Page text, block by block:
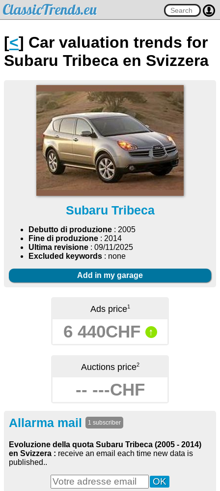
ClassicTrends.eu
[<] Car valuation trends for
Subaru Tribeca en Svizzera
Subaru Tribeca
Debutto di produzione : 2005
Fine di produzione : 2014
Ultima revisione : 09/11/2025
Excluded keywords : none
Add in my garage
Ads price1
6 440CHF ↑
Auctions price2
-- ---CHF
Allarma mail 1 subscriber
Evoluzione della quota Subaru Tribeca (2005 - 2014)
en Svizzera : receive an email each time new data is
published..